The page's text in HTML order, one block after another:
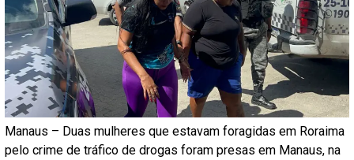
Manaus – Duas mulheres que estavam foragidas em Roraima
pelo crime de tráfico de drogas foram presas em Manaus, na